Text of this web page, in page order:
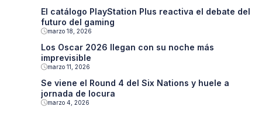
El catálogo PlayStation Plus reactiva el debate del
futuro del gaming
marzo 18, 2026
Los Oscar 2026 llegan con su noche más
imprevisible
marzo 11, 2026
Se viene el Round 4 del Six Nations y huele a
jornada de locura
marzo 4, 2026